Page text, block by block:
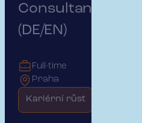
Consultant –
(DE/EN)
Full-time
Praha
Kariérní růst